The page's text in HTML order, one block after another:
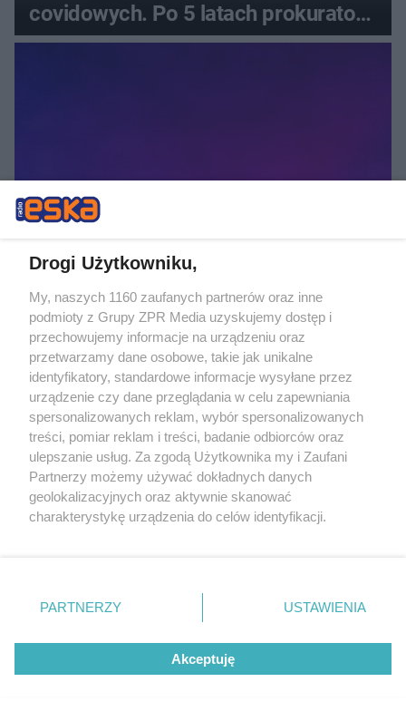
covidowych. Po 5 latach prokurator
zamyka sprawę
NOWY SĄCZ
Polskiego. Co tam się wydarzyło?
DRAMAT POD AUGUSTOWEM
Drogi Użytkowniku,
My, naszych 1160 zaufanych partnerów oraz inne
podmioty z Grupy ZPR Media uzyskujemy dostęp i
przechowujemy informacje na urządzeniu oraz
przetwarzamy dane osobowe, takie jak unikalne
identyfikatory, standardowe informacje wysyłane przez
urządzenie czy dane przeglądania w celu zapewniania
spersonalizowanych reklam, wybór spersonalizowanych
treści, pomiar reklam i treści, badanie odbiorców oraz
ulepszanie usług. Za zgodą Użytkownika my i Zaufani
Partnerzy możemy używać dokładnych danych
geolokalizacyjnych oraz aktywnie skanować
charakterystykę urządzenia do celów identyfikacji.
zmienić/wycofać klikając przycisk ustawień prywatności
znajdujący się w lewym dolnym rogu strony
rodzaje przetwarzania danych nie wymagają zgody
użytkownika, ale masz prawo sprzeciwić się takiemu
przetwarzaniu. Preferencje będą miały zastosowanie tylko
PARTNERZY USTAWIENIA
Akceptuję